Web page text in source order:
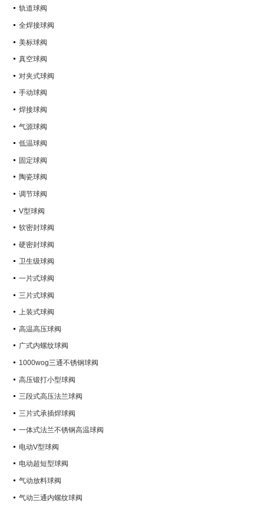
轨道球阀
全焊接球阀
美标球阀
真空球阀
对夹式球阀
手动球阀
焊接球阀
气源球阀
低温球阀
固定球阀
陶瓷球阀
调节球阀
V型球阀
软密封球阀
硬密封球阀
卫生级球阀
一片式球阀
三片式球阀
上装式球阀
高温高压球阀
广式内螺纹球阀
1000wog三通不锈钢球阀
高压锻打小型球阀
三段式高压法兰球阀
三片式承插焊球阀
一体式法兰不锈钢高温球阀
电动V型球阀
电动超短型球阀
气动放料球阀
气动三通内螺纹球阀